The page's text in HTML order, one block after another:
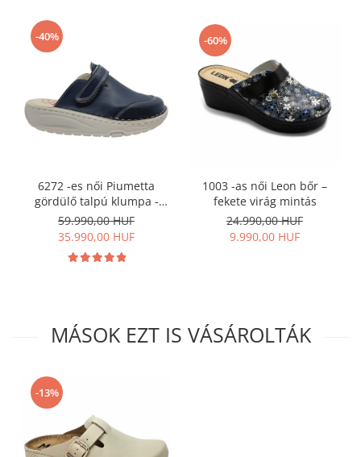
-40%
6272 -es női Piumetta
gördülő talpú klumpa -
sötét kék
59.990,00 HUF
35.990,00 HUF
-60%
1003 -as női Leon bőr –
fekete virág mintás
24.990,00 HUF
9.990,00 HUF
MÁSOK EZT IS VÁSÁROLTÁK
-13%